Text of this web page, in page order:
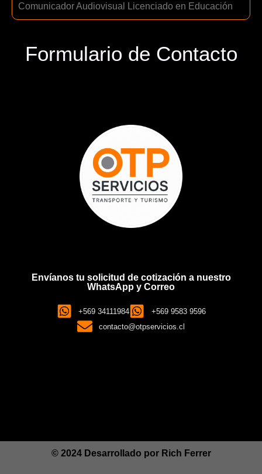
Comunicador Audiovisual Licenciado en Educación
Formulario de Contacto
Envíanos tu solicitud de cotización a nuestro
WhatsApp y Correo
+569 34111984
+569 9583 9596
contacto@otpservicios.cl
© 2024 Desarrollado por Rich Ferrer